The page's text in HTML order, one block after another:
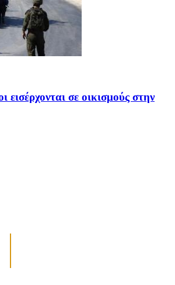
εισέρχονται σε οικισμούς στην